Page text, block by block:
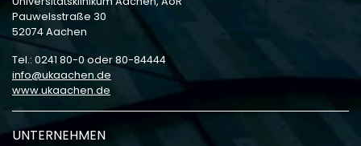
Pauwelsstraße 30
52074 Aachen
Tel.: 0241 80-0 oder 80-84444
info
ukaachen de
www.ukaachen.de
UNTERNEHMEN